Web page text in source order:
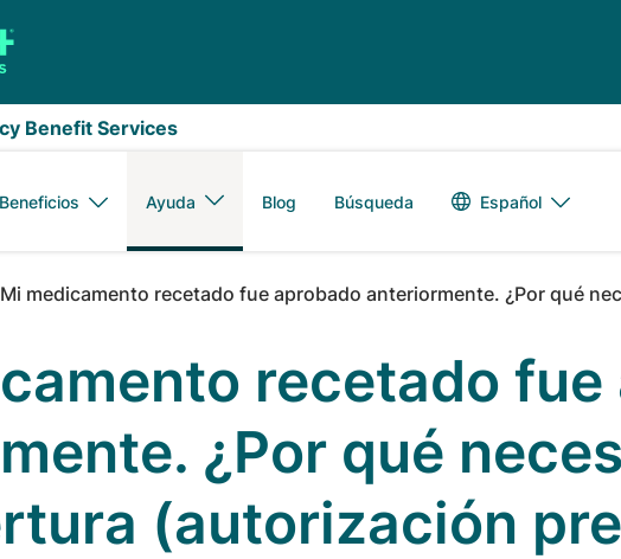
Benefit Services
Beneficios Ayuda Blog Búsqueda Español
Mi medicamento recetado fue aprobado anteriormente. ¿Por qué
recetado fue
¿Por qué
(autorización